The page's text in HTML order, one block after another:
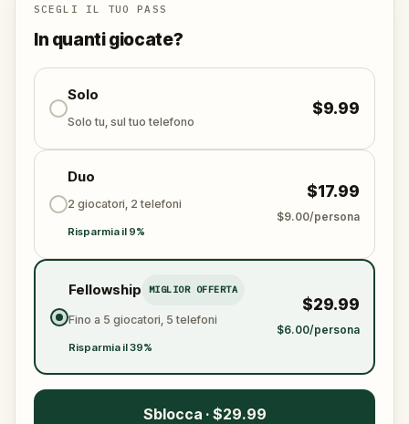
Milano?
SCEGLI IL TUO PASS
In quanti giocate?
Solo
Solo tu, sul tuo telefono
$9.99
Duo
2 giocatori, 2 telefoni
Risparmia il 9%
$17.99
$9.00/persona
Fellowship MIGLIOR OFFERTA
Fino a 5 giocatori, 5 telefoni
Risparmia il 39%
$29.99
$6.00/persona
Sblocca · $29.99